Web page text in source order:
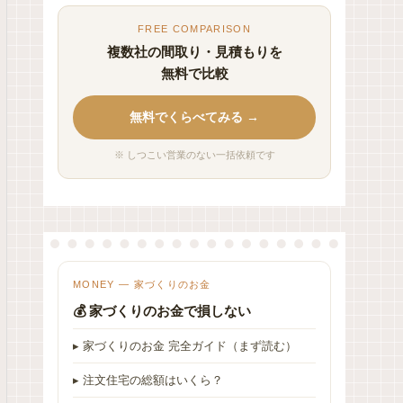
FREE COMPARISON
複数社の間取り・見積もりを
無料で比較
無料でくらべてみる →
※ しつこい営業のない一括依頼です
MONEY — 家づくりのお金
💰 家づくりのお金で損しない
▸ 家づくりのお金 完全ガイド（まず読む）
▸ 注文住宅の総額はいくら？